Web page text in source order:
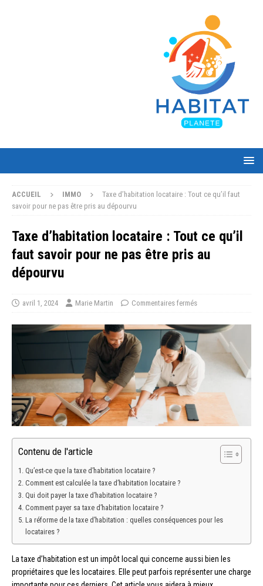
ACCUEIL IMMO
Taxe d’habitation locataire : Tout ce qu’il faut
savoir pour ne pas être pris au dépourvu
Taxe d’habitation locataire : Tout ce qu’il
faut savoir pour ne pas être pris au
dépourvu
avril 1, 2024 Marie Martin Commentaires fermés
Contenu de l'article
Qu’est-ce que la taxe d’habitation locataire ?
Comment est calculée la taxe d’habitation locataire ?
Qui doit payer la taxe d’habitation locataire ?
Comment payer sa taxe d’habitation locataire ?
La réforme de la taxe d’habitation : quelles conséquences pour les
locataires ?
La taxe d’habitation est un impôt local qui concerne aussi bien les
propriétaires que les locataires. Elle peut parfois représenter une charge